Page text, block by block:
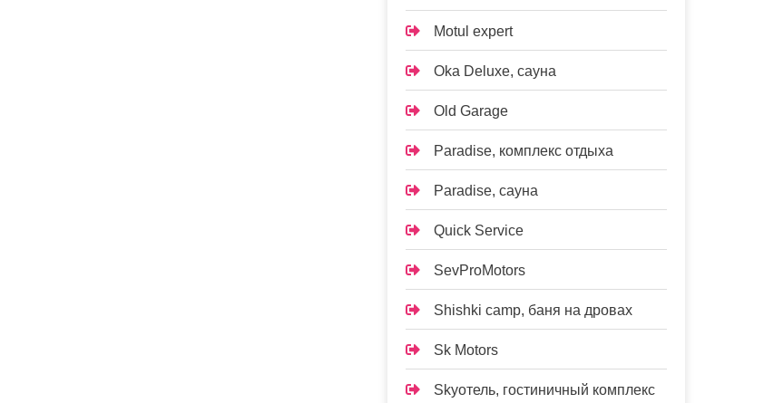
Motul expert
Oka Deluxe, сауна
Old Garage
Paradise, комплекс отдыха
Paradise, сауна
Quick Service
SevProMotors
Shishki camp, баня на дровах
Sk Motors
Skyотель, гостиничный комплекс